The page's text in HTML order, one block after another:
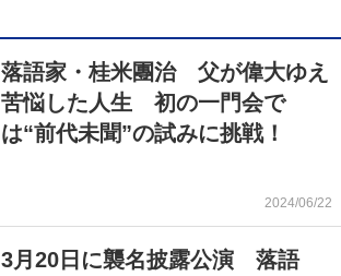
落語家・桂米團治 父が偉大ゆえ
苦悩した人生 初の一門会で
は“前代未聞”の試みに挑戦！
2024/06/22
3月20日に襲名披露公演 落語